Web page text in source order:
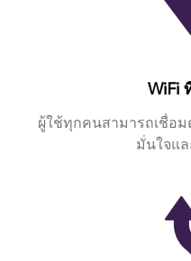
WiFi
ผู้ใช้ทุกคนสามารถเชื่อม
มั่นใจแ